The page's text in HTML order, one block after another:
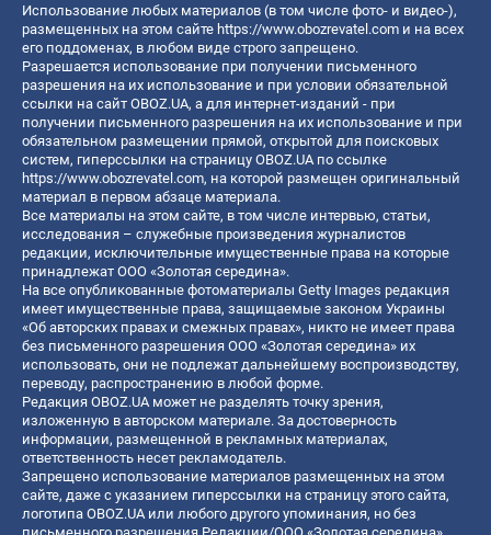
Использование любых материалов (в том числе фото- и видео-),
размещенных на этом сайте https://www.obozrevatel.com и на всех
его поддоменах, в любом виде строго запрещено.
Разрешается использование при получении письменного
разрешения на их использование и при условии обязательной
ссылки на сайт OBOZ.UA, а для интернет-изданий - при
получении письменного разрешения на их использование и при
обязательном размещении прямой, открытой для поисковых
систем, гиперссылки на страницу OBOZ.UA по ссылке
https://www.obozrevatel.com, на которой размещен оригинальный
материал в первом абзаце материала.
Все материалы на этом сайте, в том числе интервью, статьи,
исследования – служебные произведения журналистов
редакции, исключительные имущественные права на которые
принадлежат ООО «Золотая середина».
На все опубликованные фотоматериалы Getty Images редакция
имеет имущественные права, защищаемые законом Украины
«Об авторских правах и смежных правах», никто не имеет права
без письменного разрешения ООО «Золотая середина» их
использовать, они не подлежат дальнейшему воспроизводству,
переводу, распространению в любой форме.
Редакция OBOZ.UA может не разделять точку зрения,
изложенную в авторском материале. За достоверность
информации, размещенной в рекламных материалах,
ответственность несет рекламодатель.
Запрещено использование материалов размещенных на этом
сайте, даже с указанием гиперссылки на страницу этого сайта,
логотипа OBOZ.UA или любого другого упоминания, но без